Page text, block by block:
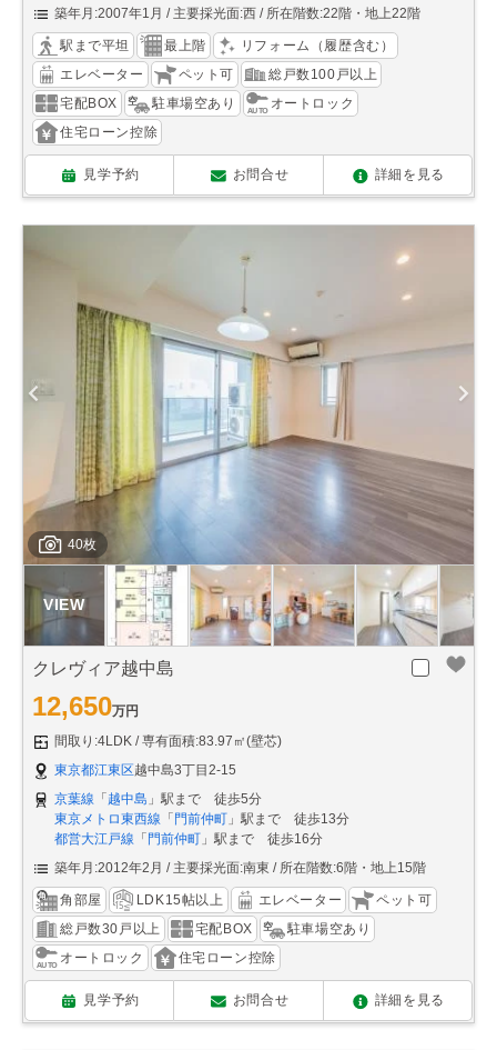
築年月:2007年1月
主要採光面:西 所在階数:22階・地上22階
駅まで平坦 最上階
リフォーム（履歴含む）
エレベーター
ペット可
総戸数100戸以上
宅配BOX
駐車場空あり
オートロック
住宅ローン控除
見学予約 お問合せ 詳細を見る
40枚
クレヴィア越中島
12,650万円
間取り:4LDK
専有面積:83.97㎡(壁芯)
東京都江東区越中島3丁目2-15
京葉線 「越中島 」駅まで 徒歩5分
東京メトロ東西線 「門前仲町 」駅まで 徒歩13分
都営大江戸線 「門前仲町 」駅まで 徒歩16分
築年月:2012年2月
主要採光面:南東 所在階数:6階・地上15階
角部屋 LDK15帖以上 エレベーター
ペット可
総戸数30戸以上
宅配BOX
駐車場空あり
オートロック
住宅ローン控除
見学予約 お問合せ 詳細を見る